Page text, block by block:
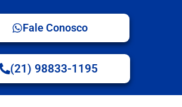
Fale Conosco
(21) 98833-1195